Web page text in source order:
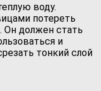
воду.
потереть
Он должен стать
и
тонкий слой